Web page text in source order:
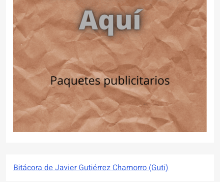
Bitácora de Javier Gutiérrez Chamorro (Guti)